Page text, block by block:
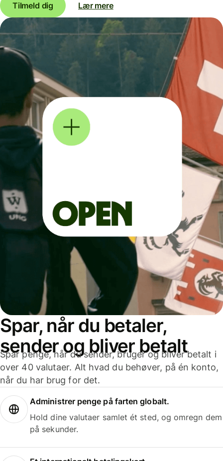
Tilmeld dig Lær mere
Spar, når du betaler,
sender og bliver betalt
Spar penge, når du sender, bruger og bliver betalt i
over 40 valutaer. Alt hvad du behøver, på én konto,
når du har brug for det.
Administrer penge på farten globalt.
Hold dine valutaer samlet ét sted, og omregn dem
på sekunder.